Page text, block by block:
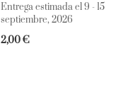
Entrega estimada el 9 - 15
septiembre, 2026
2,00€